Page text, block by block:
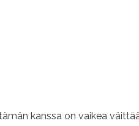
kanssa on vaikea